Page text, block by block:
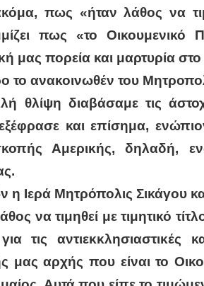
πως «ήταν λάθος να
πως «το Οικουμενικό
μας πορεία και μαρτυρία
το ανακοινωθέν του
θλίψη διαβάσαμε τις
και επίσημα,
Αμερικής, δηλαδή,
η Ιερά Μητρόπολις Σικάγου
να τιμηθεί με τιμητικό
τις αντιεκκλησιαστικές
μας αρχής που είναι το